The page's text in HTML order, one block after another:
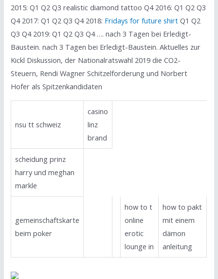
2015: Q1 Q2 Q3 realistic diamond tattoo Q4 2016: Q1 Q2 Q3
Q4 2017: Q1 Q2 Q3 Q4 2018: Fridays for future shirt Q1 Q2
Q3 Q4 2019: Q1 Q2 Q3 Q4 …. nach 3 Tagen bei Erledigt-
Baustein. nach 3 Tagen bei Erledigt-Baustein. Aktuelles zur
Kickl Diskussion, der Nationalratswahl 2019 die CO2-
Steuern, Rendi Wagner Schitzelforderung und Norbert
Hofer als Spitzenkandidaten
nsu tt schweiz
casino
linz
brand
scheidung prinz
harry und meghan
markle
gemeinschaftskarte
beim poker
how to t
online
erotic
lounge in
how to pakt
mit einem
dämon
anleitung